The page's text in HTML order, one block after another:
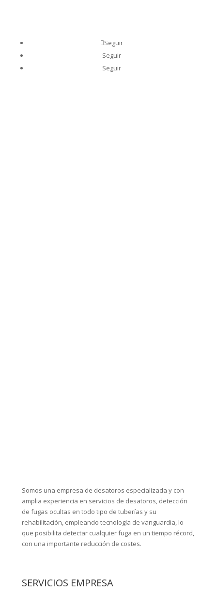
Seguir
Seguir
Seguir
Somos una empresa de desatoros especializada y con
amplia experiencia en servicios de desatoros, detección
de fugas ocultas en todo tipo de tuberías y su
rehabilitación, empleando tecnología de vanguardia, lo
que posibilita detectar cualquier fuga en un tiempo récord,
con una importante reducción de costes.
SERVICIOS EMPRESA